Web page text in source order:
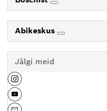
Abikeskus
Jälgi meid